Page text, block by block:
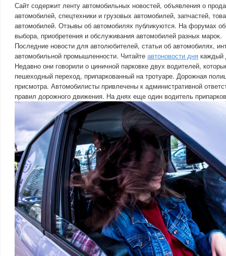
Сайт содержит ленту автомобильных новостей, объявления о
автомобилей, спецтехники и грузовых автомобилей, запчастей,
автомобилей. Отзывы об автомобилях публикуются. На форумах
выбора, приобретения и обслуживания автомобилей разных марок.
Последние новости для автолюбителей, статьи об автомобилях,
автомобильной промышленности. Читайте автоновости дня каждый
Недавно они говорили о циничной парковке двух водителей,
пешеходный переход, припаркованный на тротуаре. Дорожная
присмотра. Автомобилисты привлечены к административной
правил дорожного движения. На днях еще один водитель